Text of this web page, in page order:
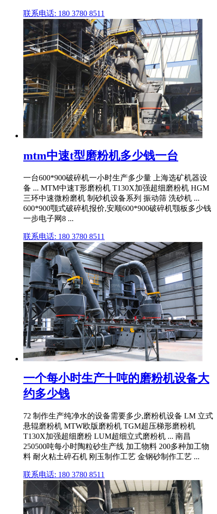
联系电话: 180 3780 8511
mtm中速t型磨粉机多少钱一台
一台600*900破碎机一小时生产多少量 上海选矿机器设
备 ... MTM中速T形磨粉机 T130X加强超细磨粉机 HGM
三环中速微粉磨机 制砂机设备系列 振动筛 洗砂机 ...
600*900颚式破碎机报价,安顺600*900破碎机颚板多少钱
一步电子网8 ...
联系电话: 180 3780 8511
一个每小时生产十吨的磨粉机设备大
约多少钱
72 制作生产纯净水的设备需要多少,磨粉机设备 LM 立式
悬辊磨粉机 MTW欧版磨粉机 TGM超压梯形磨粉机
T130X加强超细磨粉 LUM超细立式磨粉机 ... 南昌
250500吨每小时陶粒砂生产线 加工物料 200多种加工物
料 耐火粘土碎石机 刚玉制作工艺 金钢砂制作工艺 ...
联系电话: 180 3780 8511